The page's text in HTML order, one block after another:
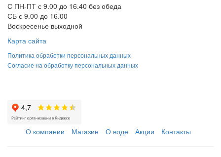
С ПН-ПТ с 9.00 до 16.40 без обеда
СБ с 9.00 до 16.00
Воскресенье выходной
Карта сайта
Политика обработки персональных данных
Согласие на обработку персональных данных
О компании Магазин О воде Акции Контакты